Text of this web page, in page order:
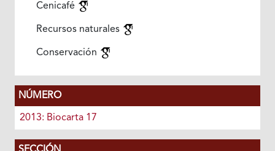
Cenicafé
Recursos naturales
Conservación
NÚMERO
2013: Biocarta 17